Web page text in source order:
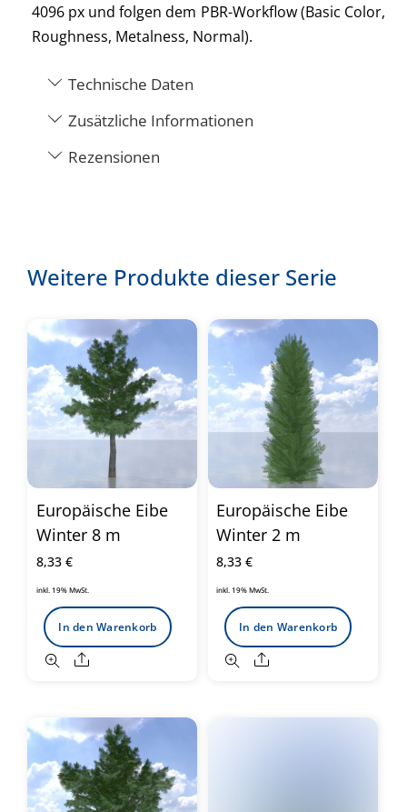
4096 px und folgen dem PBR-Workflow (Basic Color,
Roughness, Metalness, Normal).
Technische Daten
Zusätzliche Informationen
Rezensionen
Weitere Produkte dieser Serie
Europäische Eibe
Winter 8 m
8,33 €
inkl. 19% MwSt.
In den Warenkorb
Share
Europäische Eibe
Winter 2 m
8,33€
inkl. 19% MwSt.
In den Warenkorb
Share